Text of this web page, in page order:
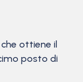
che ottiene il
posto di